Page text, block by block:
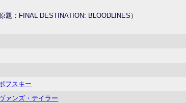
題：FINAL DESTINATION: BLOODLINES）
フスキー
ァンズ・テイラー